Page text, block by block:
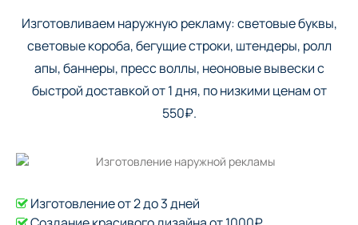
Изготовливаем наружную рекламу: cветовые буквы,
cветовые короба, бегущие строки, штендеры, ролл
апы, баннеры, пресс воллы, неоновые вывески с
быстрой доставкой от 1 дня, по низкими ценам от
550₽.
Изготовление от 2 до 3 дней